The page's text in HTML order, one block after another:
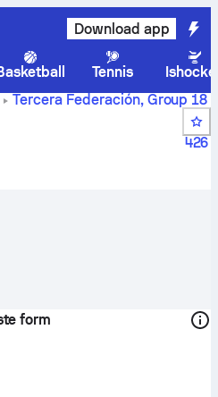
Download app
Tennis
Tercera Federación, Group 18
stillinger og
426
form